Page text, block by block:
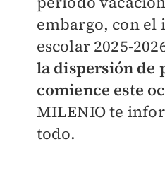
embargo, con
escolar 2025-
la dispersión de
comience este
MILENIOte
todo.